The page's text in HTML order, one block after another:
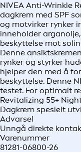
NIVEA Anti-Wrinkle
dagkrem med SPF
og motvirker rynker
inneholder
beskyttelse mot
Denne
rynker og styrker
hjelper den med å
beskyttelse. Denne
testet. For optimalt
Revitalizing 55+
Dagkrem spesielt
Advarsel
Unngå direkte
Varenummer
81281-06800-26